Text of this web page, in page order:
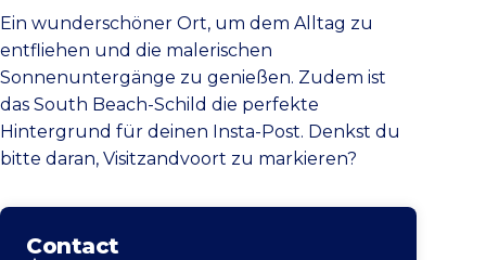
Ein wunderschöner Ort, um dem Alltag zu
entfliehen und die malerischen
Sonnenuntergänge zu genießen. Zudem ist
das South Beach-Schild die perfekte
Hintergrund für deinen Insta-Post. Denkst du
bitte daran, Visitzandvoort zu markieren?
Contact